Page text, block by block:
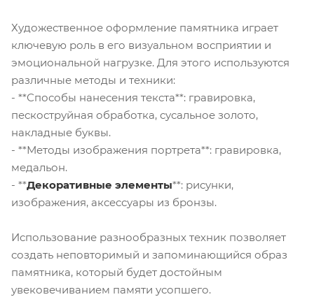
Художественное оформление памятника играет
ключевую роль в его визуальном восприятии и
эмоциональной нагрузке. Для этого используются
различные методы и техники:
- **Способы нанесения текста**: гравировка,
пескоструйная обработка, сусальное золото,
накладные буквы.
- **Методы изображения портрета**: гравировка,
медальон.
- **Декоративные элементы**: рисунки,
изображения, аксессуары из бронзы.
Использование разнообразных техник позволяет
создать неповторимый и запоминающийся образ
памятника, который будет достойным
увековечиванием памяти усопшего.